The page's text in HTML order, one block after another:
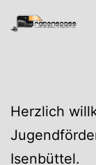
Zum
Inhalt
Herzlich
Isenbüttel.